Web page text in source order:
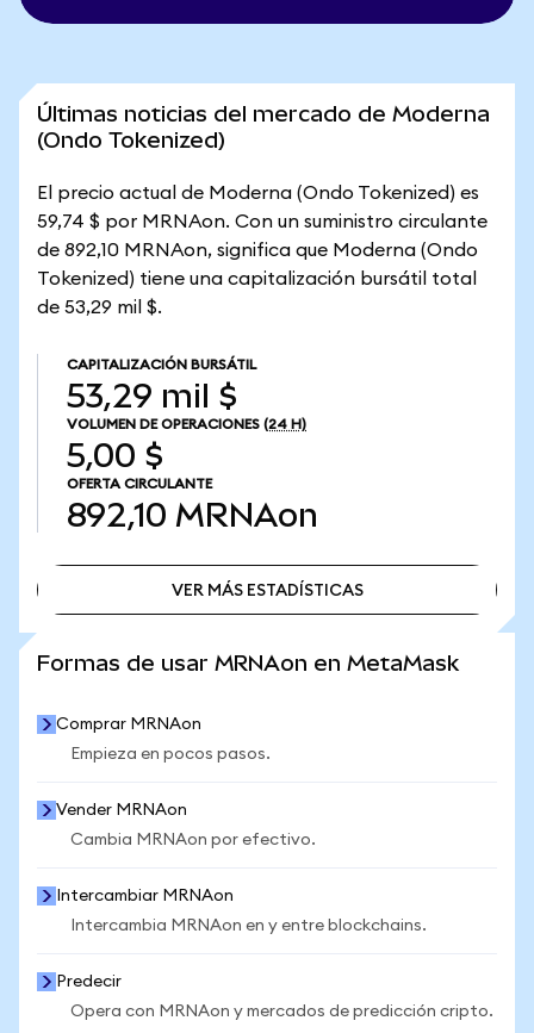
Últimas noticias del mercado de Moderna
(Ondo Tokenized)
El precio actual de Moderna (Ondo Tokenized) es
59,74 $ por MRNAon. Con un suministro circulante
de 892,10 MRNAon, significa que Moderna (Ondo
Tokenized) tiene una capitalización bursátil total
de 53,29 mil $.
CAPITALIZACIÓN BURSÁTIL
53,29 mil $
VOLUMEN DE OPERACIONES (24 H)
5,00 $
OFERTA CIRCULANTE
892,10 MRNAon
VER MÁS ESTADÍSTICAS
Formas de usar MRNAon en MetaMask
Comprar MRNAon
Empieza en pocos pasos.
Vender MRNAon
Cambia MRNAon por efectivo.
Intercambiar MRNAon
Intercambia MRNAon en y entre blockchains.
Predecir
Opera con MRNAon y mercados de predicción cripto.